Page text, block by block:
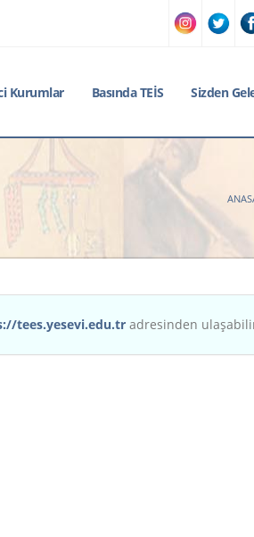
Kurumlar Basında TEİS Sizden
tees.yesevi.edu.tr adresinden